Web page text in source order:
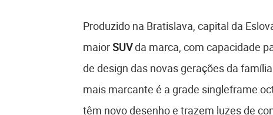
Produzido na Bratislava, capital da
maiorSUVda marca, com capacidade
de design das novas gerações da
mais marcante é a grade singleframe
têm novo desenho e trazem luzes de